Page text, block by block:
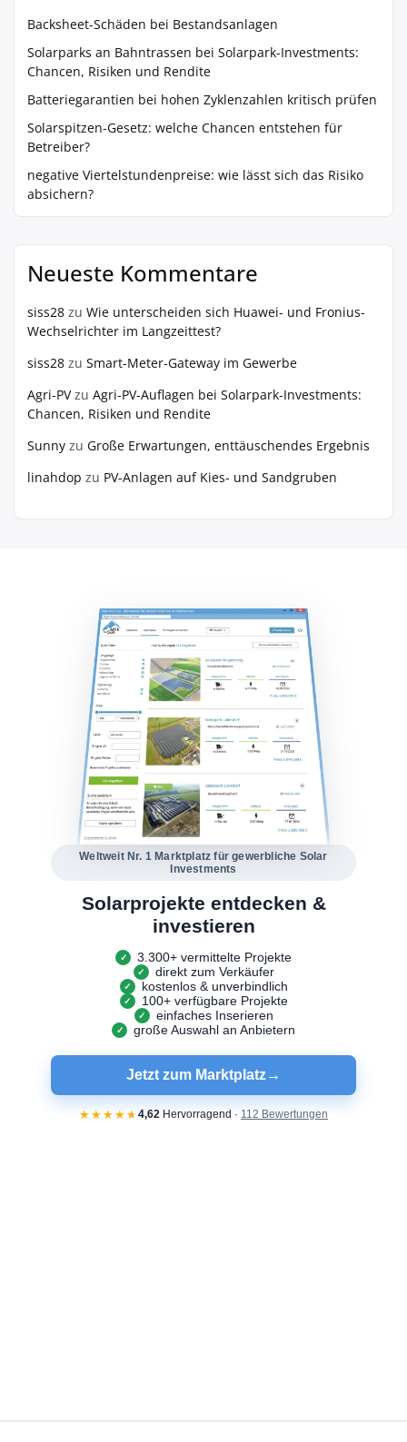
Backsheet-Schäden bei Bestandsanlagen
Solarparks an Bahntrassen bei Solarpark-Investments:
Chancen, Risiken und Rendite
Batteriegarantien bei hohen Zyklenzahlen kritisch prüfen
Solarspitzen-Gesetz: welche Chancen entstehen für
Betreiber?
negative Viertelstundenpreise: wie lässt sich das Risiko
absichern?
Neueste Kommentare
siss28 zu Wie unterscheiden sich Huawei- und Fronius-
Wechselrichter im Langzeittest?
siss28 zu Smart-Meter-Gateway im Gewerbe
Agri-PVzu Agri-PV-Auflagen bei Solarpark-Investments:
Chancen, Risiken und Rendite
Sunny zu Große Erwartungen, enttäuschendes Ergebnis
linahdop zu PV‑Anlagen auf Kies- und Sandgruben